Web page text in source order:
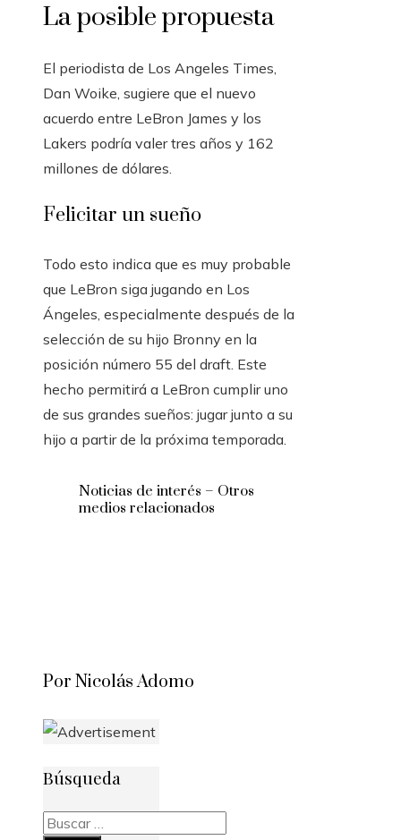
La posible propuesta
El periodista de Los Angeles Times,
Dan Woike, sugiere que el nuevo
acuerdo entre LeBron James y los
Lakers podría valer tres años y 162
millones de dólares.
Felicitar un sueño
Todo esto indica que es muy probable
que LeBron siga jugando en Los
Ángeles, especialmente después de la
selección de su hijo Bronny en la
posición número 55 del draft. Este
hecho permitirá a LeBron cumplir uno
de sus grandes sueños: jugar junto a su
hijo a partir de la próxima temporada.
Noticias de interés – Otros
medios relacionados
Por Nicolás Adomo
Búsqueda
Buscar: